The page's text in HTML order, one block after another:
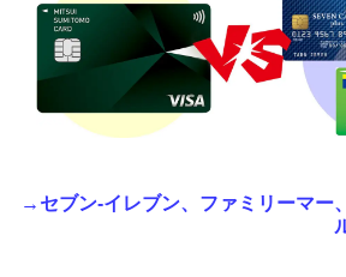
→セブン-イレブン、ファミリーマー